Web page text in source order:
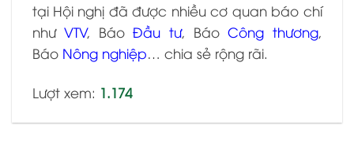
tại Hội nghị đã được nhiều cơ quan báo chí
như VTV, BáoĐầu tư, BáoCông thương,
Báo Nông nghiệp… chia sẻ rộng rãi.
Lượt xem: 1.174